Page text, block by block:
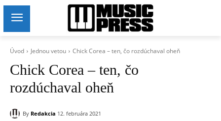
Úvod Jednou vetou Chick Corea – ten, čo rozdúchaval oheň
Chick Corea – ten, čo
rozdúchaval oheň
By Redakcia 12. februára 2021